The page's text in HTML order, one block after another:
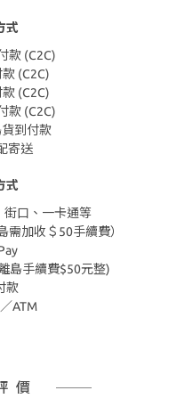
式
款 (C2C)
(C2C)
(C2C)
款 (C2C)
到付款
寄送
式
街口、一卡通等
需加收＄50手續費）
島手續費$50元整)
款
ATM
價